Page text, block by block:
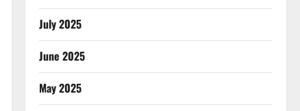
July 2025
June 2025
May 2025